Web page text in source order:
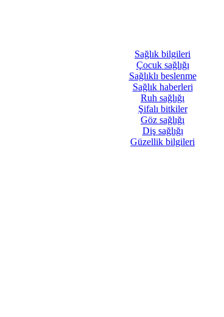
Sağlık bilgileri
Çocuk sağlığı
Sağlıklı beslenme
Sağlık haberleri
Ruh sağlığı
Şifalı bitkiler
Göz sağlığı
Diş sağlığı
Güzellik bilgileri